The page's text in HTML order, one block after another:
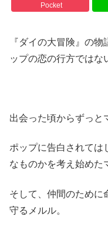
Pocket
『ダイの大冒険』の
ップの恋の行方ではな
出会った頃からずっと
ポップに告白されては
なものかを考え始めた
そして、仲間のために
守るメルル。